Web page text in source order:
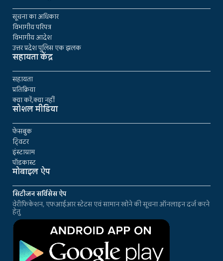
सूचना का अधिकार
विभागीय परिपत्र
विभागीय आदेश
उत्तर प्रदेश पुलिस एक झलक
सहायता केंद्र
सहायता
प्रतिक्रिया
क्या करें,क्या नहीं
सोशल मीडिया
फेसबुक
ट्विटर
इंस्टाग्राम
पॉडकास्ट
मोबाइल ऐप
सिटीजन सर्विसेस ऐप
वेरीफिकेशन, एफआईआर स्टेटस एवं सामान खोने की सूचना ऑनलाइन दर्ज करने
हेतु